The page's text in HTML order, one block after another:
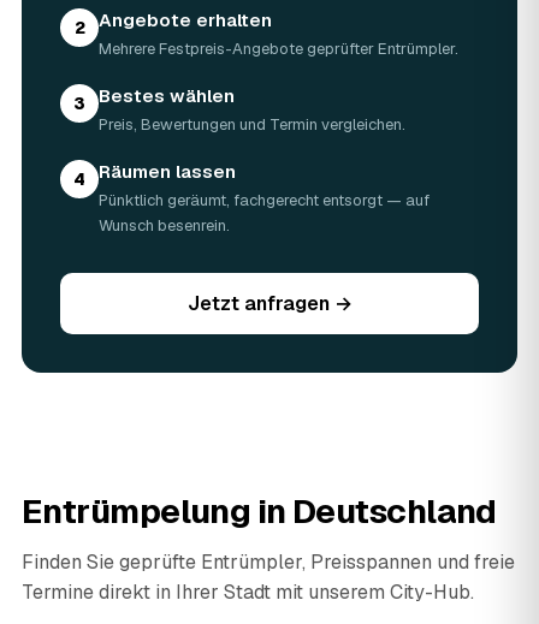
2 Angebote erhalten
Mehrere Festpreis-Angebote geprüfter Entrümpler.
3 Bestes wählen
Preis, Bewertungen und Termin vergleichen.
4 Räumen lassen
Pünktlich geräumt, fachgerecht entsorgt — auf
Wunsch besenrein.
Jetzt anfragen →
Entrümpelung in Deutschland
Finden Sie geprüfte Entrümpler, Preisspannen und freie
Termine direkt in Ihrer Stadt mit unserem City-Hub.